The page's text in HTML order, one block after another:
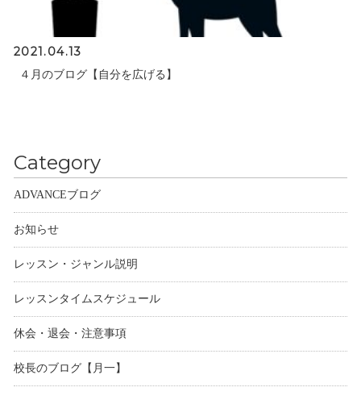
2021.04.13
４月のブログ【自分を広げる】
Category
ADVANCEブログ
お知らせ
レッスン・ジャンル説明
レッスンタイムスケジュール
休会・退会・注意事項
校長のブログ【月一】